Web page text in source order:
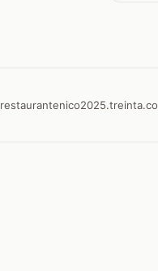
restaurantenico2025.treinta.co